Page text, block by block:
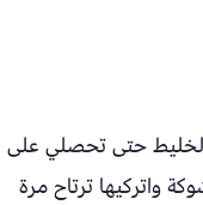
الخليط حتى تحصلي على
واتركيها ترتاح مرة